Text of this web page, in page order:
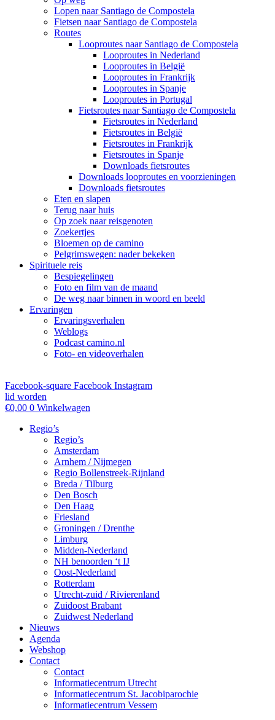
Lopen naar Santiago de Compostela
Fietsen naar Santiago de Compostela
Routes
Looproutes naar Santiago de Compostela
Looproutes in Nederland
Looproutes in België
Looproutes in Frankrijk
Looproutes in Spanje
Looproutes in Portugal
Fietsroutes naar Santiago de Compostela
Fietsroutes in Nederland
Fietsroutes in België
Fietsroutes in Frankrijk
Fietsroutes in Spanje
Downloads fietsroutes
Downloads looproutes en voorzieningen
Downloads fietsroutes
Eten en slapen
Terug naar huis
Op zoek naar reisgenoten
Zoekertjes
Bloemen op de camino
Pelgrimswegen: nader bekeken
Spirituele reis
Bespiegelingen
Foto en film van de maand
De weg naar binnen in woord en beeld
Ervaringen
Ervaringsverhalen
Weblogs
Podcast camino.nl
Foto- en videoverhalen
Facebook-square Facebook Instagram
lid worden
€0,00 0 Winkelwagen
Regio’s
Regio’s
Amsterdam
Arnhem / Nijmegen
Regio Bollenstreek-Rijnland
Breda / Tilburg
Den Bosch
Den Haag
Friesland
Groningen / Drenthe
Limburg
Midden-Nederland
NH benoorden ‘t IJ
Oost-Nederland
Rotterdam
Utrecht-zuid / Rivierenland
Zuidoost Brabant
Zuidwest Nederland
Nieuws
Agenda
Webshop
Contact
Contact
Informatiecentrum Utrecht
Informatiecentrum St. Jacobiparochie
Informatiecentrum Vessem